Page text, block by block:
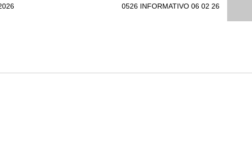
0526 INFORMATIVO 06 02 26